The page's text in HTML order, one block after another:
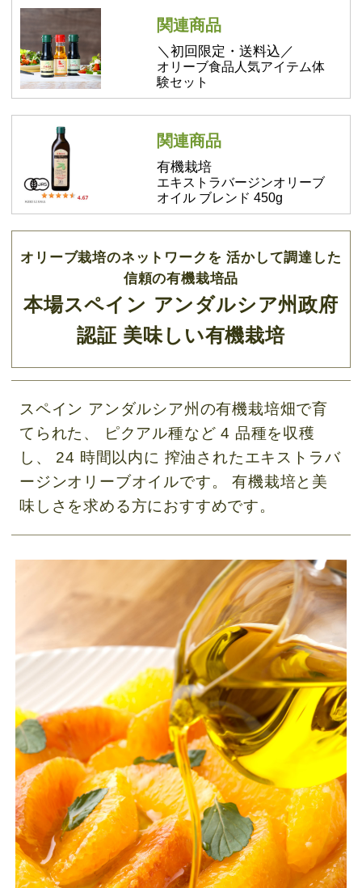
関連商品
＼初回限定・送料込／
オリーブ食品人気アイテム体
験セット
関連商品
有機栽培
エキストラバージンオリーブ
オイル ブレンド 450g
オリーブ栽培のネットワークを 活かして調達した
信頼の有機栽培品
本場スペイン アンダルシア州政府
認証 美味しい有機栽培
スペイン アンダルシア州の有機栽培畑で育
てられた、 ピクアル種など 4 品種を収穫
し、 24 時間以内に 搾油されたエキストラバ
ージンオリーブオイルです。 有機栽培と美
味しさを求める方におすすめです。